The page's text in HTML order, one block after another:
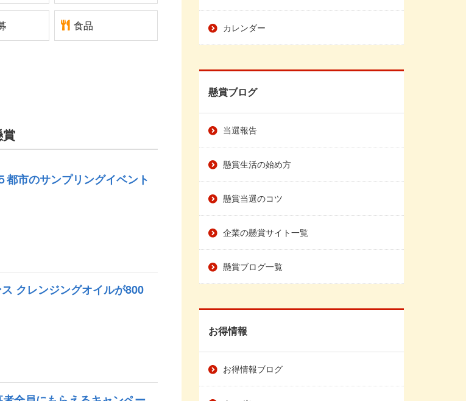
食品
市のサンプリングイベント
クレンジングオイルが800
カレンダー
懸賞ブログ
当選報告
懸賞生活の始め方
懸賞当選のコツ
企業の懸賞サイト一覧
懸賞ブログ一覧
お得情報
お得情報ブログ